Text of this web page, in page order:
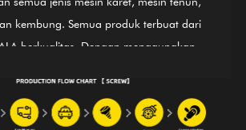
kembung. Semua produk terbuat dari
berkualitas. Dengan menggunakan
Internasional ISO9002, produk